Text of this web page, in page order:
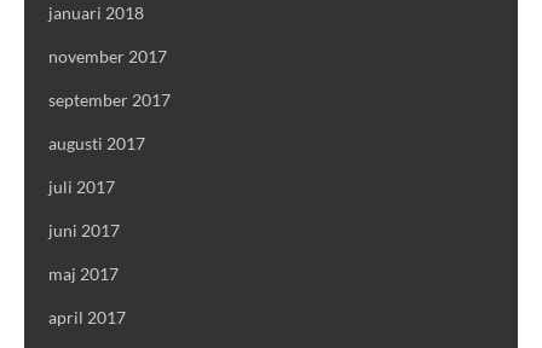
januari 2018
november 2017
september 2017
augusti 2017
juli 2017
juni 2017
maj 2017
april 2017